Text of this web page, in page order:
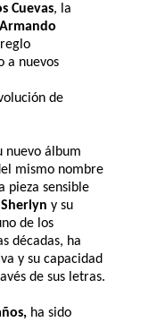
Cuevas, la
Armando
a nuevos
de
nuevo álbum
mismo nombre
pieza sensible
Sherlyn y su
de los
décadas, ha
y su capacidad
de sus letras.
ha sido